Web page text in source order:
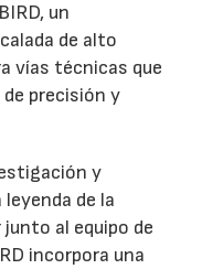
un
de alto
vías técnicas que
precisión y
y
de la
al equipo de
incorpora una